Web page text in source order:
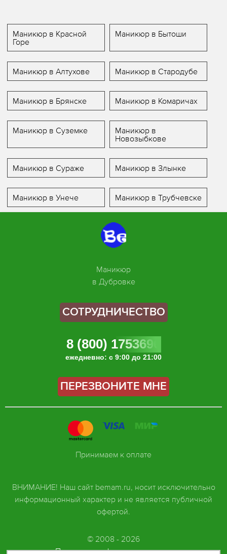
Маникюр в Красной
Горе
Маникюр в Бытоши
Маникюр в Алтухове Маникюр в Стародубе
Маникюр в Брянске Маникюр в Комаричах
Маникюр в Суземке
Маникюр в
Новозыбкове
Маникюр в Сураже Маникюр в Злынке
Маникюр в Унече Маникюр в Трубчевске
Маникюр
в Дубровке
СОТРУДНИЧЕСТВО
8 (800) 1753696
ежедневно: с 9:00 до 21:00
ПЕРЕЗВОНИТЕ МНЕ
ВНИМАНИЕ! Наш сайт bemam.ru, носит исключительно
информационный характер и не является публичной
офертой.
© 2008 - 2026
Политика конфиденциальности
Принимаем к оплате